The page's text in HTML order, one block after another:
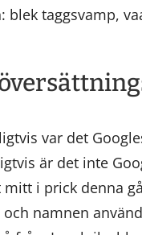
blek taggsvamp,
var det
är det inte
i prick denna
namnen